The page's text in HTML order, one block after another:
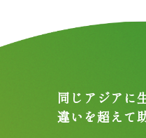
同じアジアに
違いを超えて